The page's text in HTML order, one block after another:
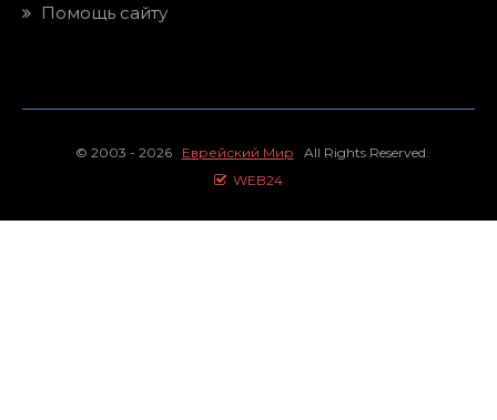
Помощь сайту
© 2003 - 2026 Еврейский Мир All Rights Reserved.
WEB24